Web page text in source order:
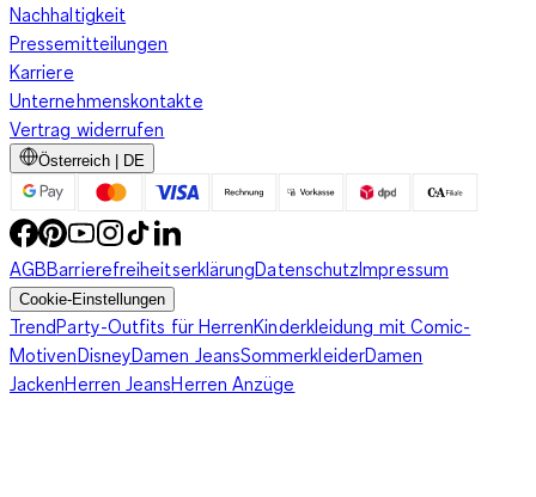
Nachhaltigkeit
Pressemitteilungen
Karriere
Unternehmenskontakte
Vertrag widerrufen
Österreich | DE
AGBBarrierefreiheitserklärungDatenschutzImpressum
Cookie-Einstellungen
TrendParty-Outfits für HerrenKinderkleidung mit Comic-
MotivenDisneyDamen JeansSommerkleiderDamen
JackenHerren JeansHerren Anzüge